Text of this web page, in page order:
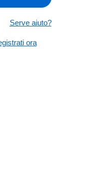
Serve aiuto?
ora